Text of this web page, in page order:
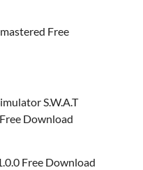
Free
S.W.A.T
Download
Free Download